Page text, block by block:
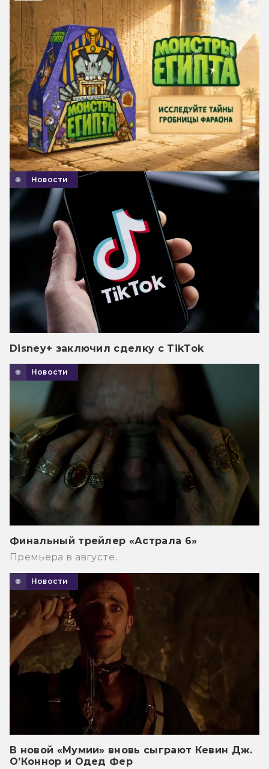
Новости
Disney+ заключил сделку с TikTok
Новости
Финальный трейлер «Астрала 6»
Премьера в августе.
Новости
В новой «Мумии» вновь сыграют Кевин Дж.
О’Коннор и Одед Фер